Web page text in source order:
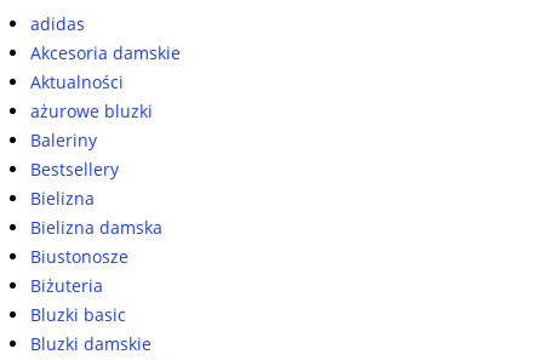
adidas
Akcesoria damskie
Aktualności
ażurowe bluzki
Baleriny
Bestsellery
Bielizna
Bielizna damska
Biustonosze
Biżuteria
Bluzki basic
Bluzki damskie